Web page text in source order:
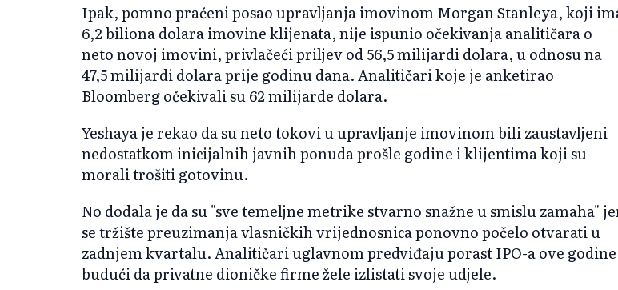
Ipak, pomno praćeni posao upravljanja imovinom Morgan Stanleya, koji
6,2 biliona dolara imovine klijenata, nije ispunio očekivanja analitičara o
neto novoj imovini, privlačeći priljev od 56,5 milijardi dolara, u odnosu na
47,5 milijardi dolara prije godinu dana. Analitičari koje je anketirao
Bloomberg očekivali su 62 milijarde dolara.
Yeshaya je rekao da su neto tokovi u upravljanje imovinom bili zaustavljeni
nedostatkom inicijalnih javnih ponuda prošle godine i klijentima koji su
morali trošiti gotovinu.
No dodala je da su "sve temeljne metrike stvarno snažne u smislu zamaha"
se tržište preuzimanja vlasničkih vrijednosnica ponovno počelo otvarati u
zadnjem kvartalu. Analitičari uglavnom predviđaju porast IPO-a ove
budući da privatne dioničke firme žele izlistati svoje udjele.